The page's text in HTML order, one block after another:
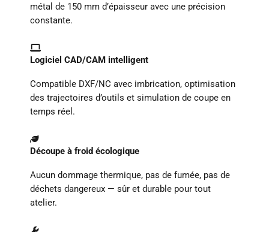
métal de 150 mm d’épaisseur avec une précision
constante.
Logiciel CAD/CAM intelligent
Compatible DXF/NC avec imbrication, optimisation
des trajectoires d’outils et simulation de coupe en
temps réel.
Découpe à froid écologique
Aucun dommage thermique, pas de fumée, pas de
déchets dangereux — sûr et durable pour tout
atelier.